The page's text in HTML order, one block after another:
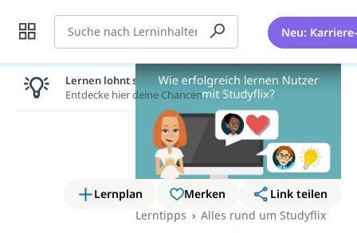
Suche Neu:
Lernplan Merken
Link teilen
Lerntipps
Alles rund um Studyflix
Lernen lohnt sich!
Entdecke hier deine Chancen.